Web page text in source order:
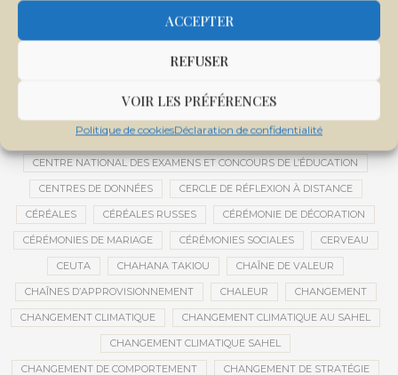
ACCEPTER
REFUSER
VOIR LES PRÉFÉRENCES
Politique de cookiesDéclaration de confidentialité
CENTRE D'INTELLIGENCE ARTIFICIELLE
CENTRE MALI
CENTRE NATIONAL DES EXAMENS ET CONCOURS DE L’ÉDUCATION
CENTRES DE DONNÉES CERCLE DE RÉFLEXION À DISTANCE
CÉRÉALES CÉRÉALES RUSSES CÉRÉMONIE DE DÉCORATION
CÉRÉMONIES DE MARIAGE CÉRÉMONIES SOCIALES CERVEAU
CEUTA CHAHANA TAKIOU CHAÎNE DE VALEUR
CHAÎNES D’APPROVISIONNEMENT CHALEUR CHANGEMENT
CHANGEMENT CLIMATIQUE CHANGEMENT CLIMATIQUE AU SAHEL
CHANGEMENT CLIMATIQUE SAHEL
CHANGEMENT DE COMPORTEMENT CHANGEMENT DE STRATÉGIE